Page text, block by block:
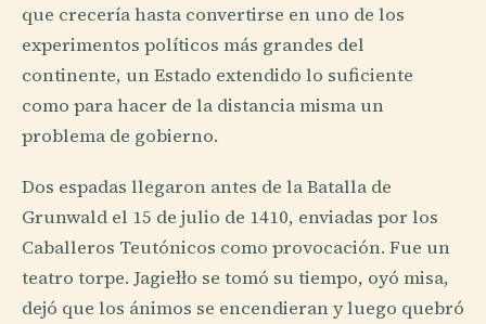
que crecería hasta convertirse en uno de los
experimentos políticos más grandes del
continente, un Estado extendido lo suficiente
como para hacer de la distancia misma un
problema de gobierno.
Dos espadas llegaron antes de la Batalla de
Grunwald el 15 de julio de 1410, enviadas por los
Caballeros Teutónicos como provocación. Fue un
teatro torpe. Jagiełło se tomó su tiempo, oyó misa,
dejó que los ánimos se encendieran y luego quebró